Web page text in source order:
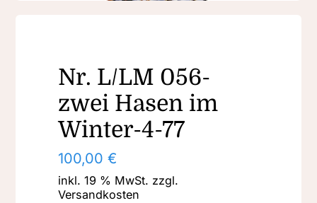
Nr. L/LM 056-
zwei Hasen im
Winter-4-77
100,00€
inkl. 19 % MwSt. zzgl.
Versandkosten